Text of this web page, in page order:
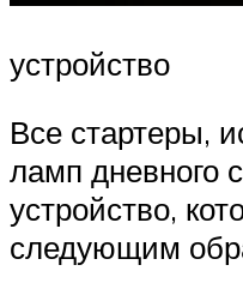
устройство
Все стартеры,
ламп дневного
устройство,
следующим